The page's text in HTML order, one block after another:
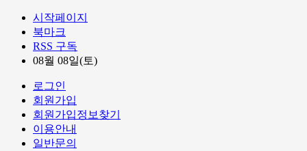
시작페이지
북마크
RSS 구독
08월 08일(토)
로그인
회원가입
회원가입정보찾기
이용안내
일반문의